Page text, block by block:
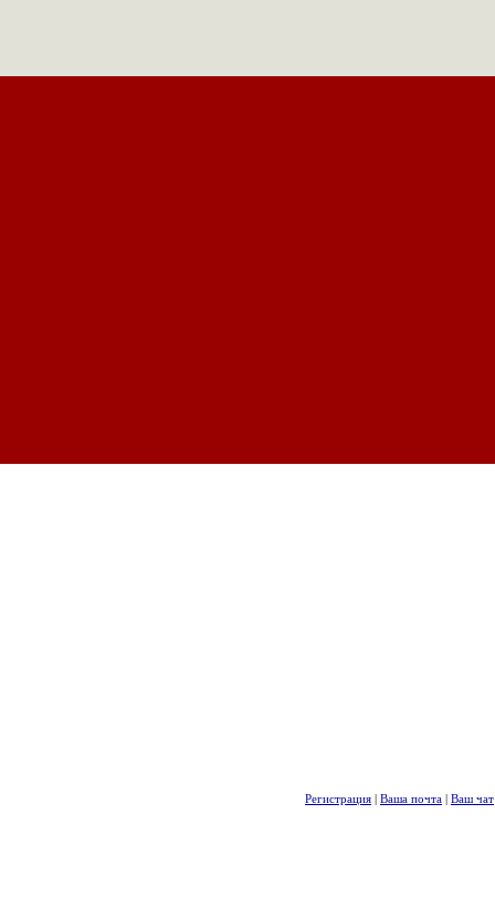
Регистрация | Ваша почта | Ваш чат